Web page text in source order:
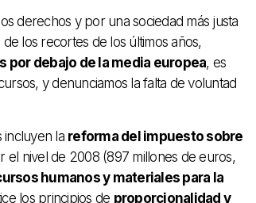
derechos y por una sociedad más justa
los recortes de los últimos años,
por debajo de la media europea, es
y denunciamos la falta de voluntad
incluyen la reforma del impuesto sobre
nivel de 2008 (897 millones de euros,
humanos y materiales para la
los principios de proporcionalidad y